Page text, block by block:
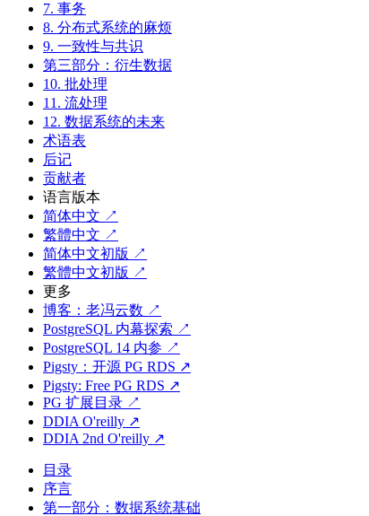
7. 事务
8. 分布式系统的麻烦
9. 一致性与共识
第三部分：衍生数据
10. 批处理
11. 流处理
12. 数据系统的未来
术语表
后记
贡献者
语言版本
简体中文 ↗
繁體中文 ↗
简体中文初版 ↗
繁體中文初版 ↗
更多
博客：老冯云数 ↗
PostgreSQL 内幕探索 ↗
PostgreSQL 14 内参 ↗
Pigsty：开源 PG RDS ↗
Pigsty: Free PG RDS ↗
PG 扩展目录 ↗
DDIA O'reilly ↗
DDIA 2nd O'reilly ↗
目录
序言
第一部分：数据系统基础